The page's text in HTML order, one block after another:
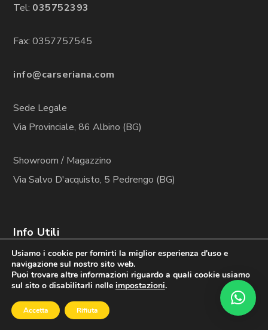
Tel: 035752393
Fax: 0357757545
info@carseriana.com
Sede Legale
Via Provinciale, 86 Albino (BG)
Showroom / Magazzino
Via Salvo D'acquisto, 5 Pedrengo (BG)
Info Utili
Cookie Policy
Privacy Policy
Usiamo i cookie per fornirti la miglior esperienza d'uso e
navigazione sul nostro sito web.
Puoi trovare altre informazioni riguardo a quali cookie usiamo
sul sito o disabilitarli nelle impostazioni.
Accetta Rifiuta